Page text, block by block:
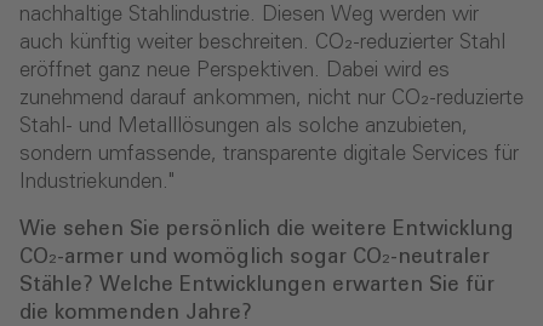
nachhaltige Stahlindustrie. Diesen Weg werden wir
auch künftig weiter beschreiten. CO₂-reduzierter Stahl
eröffnet ganz neue Perspektiven. Dabei wird es
zunehmend darauf ankommen, nicht nur CO₂-reduzierte
Stahl- und Metalllösungen als solche anzubieten,
sondern umfassende, transparente digitale Services für
Industriekunden."
Wie sehen Sie persönlich die weitere Entwicklung
CO₂-armer und womöglich sogar CO₂-neutraler
Stähle? Welche Entwicklungen erwarten Sie für
die kommenden Jahre?